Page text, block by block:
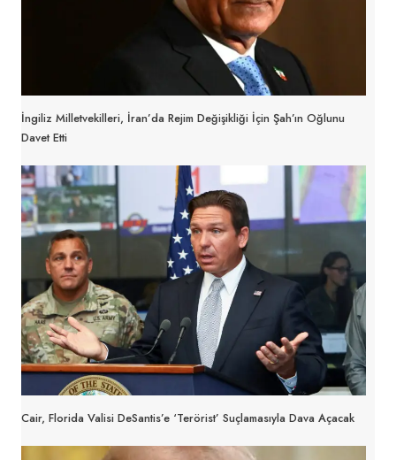
İngiliz Milletvekilleri, İran’da Rejim Değişikliği İçin Şah’ın Oğlunu
Davet Etti
Cair, Florida Valisi DeSantis’e ‘terörist’ Suçlamasıyla Dava Açacak